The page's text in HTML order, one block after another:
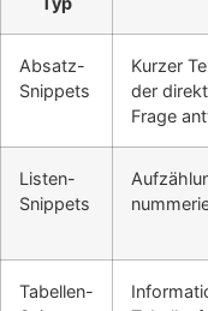
Absatz-
Snippets
Kurzer
der
Frage
Listen-
Snippets
Tabellen-